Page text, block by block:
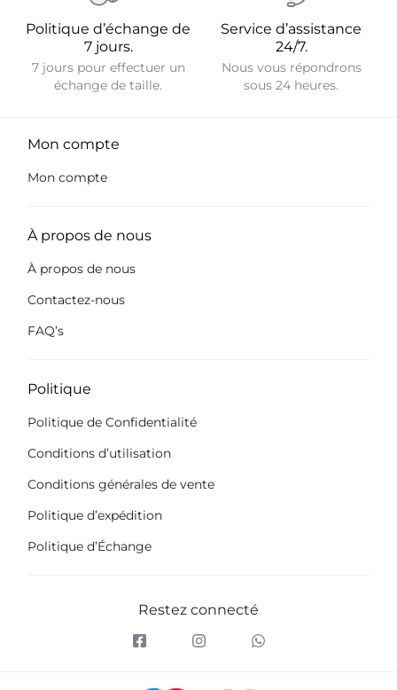
Politique d’échange de
7 jours.
7 jours pour effectuer un
échange de taille.
Service d’assistance
24/7.
Nous vous répondrons
sous 24 heures.
Mon compte
Mon compte
À propos de nous
À propos de nous
Contactez-nous
FAQ’s
Politique
Politique de Confidentialité
Conditions d’utilisation
Conditions générales de vente
Politique d’expédition
Politique d’Échange
Restez connecté